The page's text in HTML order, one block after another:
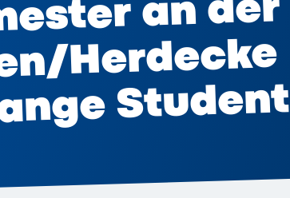
an der
Herdecke
Student